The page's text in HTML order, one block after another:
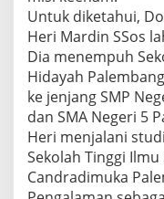
Untuk diketahui,
Heri Mardin SSos
Dia menempuh
Hidayah
ke jenjang SMP
dan SMA Negeri 5
Heri menjalani
Sekolah Tinggi
Candradimuka